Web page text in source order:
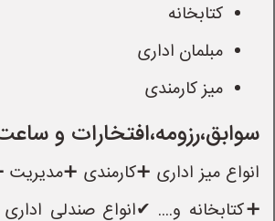
کتابخانه
مبلمان اداری
میز کارمندی
سوابق،رزومه،افتخارات و
انواع میز اداری ➕کارمندی ➕مدیریت
➕کتابخانه و.... ✔انواع صندلی